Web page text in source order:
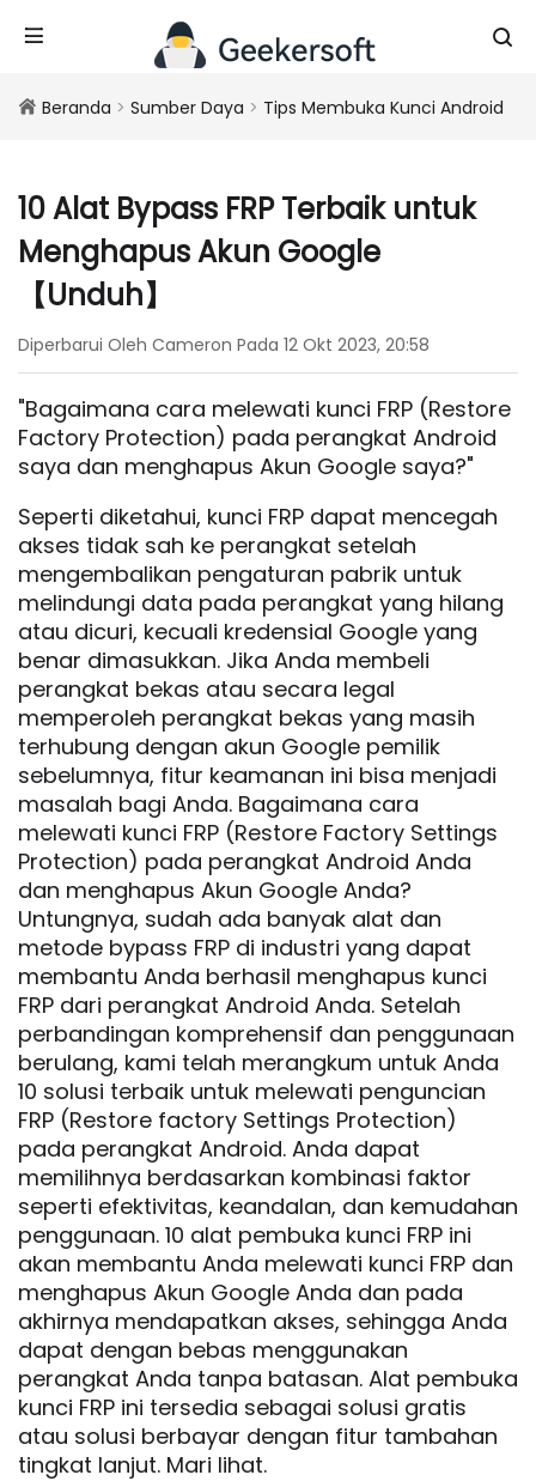
Beranda > Sumber Daya > Tips Membuka Kunci Android
10 Alat Bypass FRP Terbaik untuk
Menghapus Akun Google
【Unduh】
Diperbarui Oleh Cameron Pada 12 Okt 2023, 20:58
"Bagaimana cara melewati kunci FRP (Restore
Factory Protection) pada perangkat Android
saya dan menghapus Akun Google saya?"
Seperti diketahui, kunci FRP dapat mencegah
akses tidak sah ke perangkat setelah
mengembalikan pengaturan pabrik untuk
melindungi data pada perangkat yang hilang
atau dicuri, kecuali kredensial Google yang
benar dimasukkan. Jika Anda membeli
perangkat bekas atau secara legal
memperoleh perangkat bekas yang masih
terhubung dengan akun Google pemilik
sebelumnya, fitur keamanan ini bisa menjadi
masalah bagi Anda. Bagaimana cara
melewati kunci FRP (Restore Factory Settings
Protection) pada perangkat Android Anda
dan menghapus Akun Google Anda?
Untungnya, sudah ada banyak alat dan
metode bypass FRP di industri yang dapat
membantu Anda berhasil menghapus kunci
FRP dari perangkat Android Anda. Setelah
perbandingan komprehensif dan penggunaan
berulang, kami telah merangkum untuk Anda
10 solusi terbaik untuk melewati penguncian
FRP (Restore factory Settings Protection)
pada perangkat Android. Anda dapat
memilihnya berdasarkan kombinasi faktor
seperti efektivitas, keandalan, dan kemudahan
penggunaan. 10 alat pembuka kunci FRP ini
akan membantu Anda melewati kunci FRP dan
menghapus Akun Google Anda dan pada
akhirnya mendapatkan akses, sehingga Anda
dapat dengan bebas menggunakan
perangkat Anda tanpa batasan. Alat pembuka
kunci FRP ini tersedia sebagai solusi gratis
atau solusi berbayar dengan fitur tambahan
tingkat lanjut. Mari lihat.